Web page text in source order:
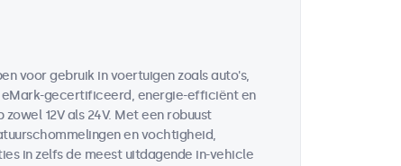
voor gebruik in voertuigen zoals auto's,
eMark-gecertificeerd, energie-efficiënt en
12V als 24V. Met een robuust
en vochtigheid,
in zelfs de meest uitdagende in-vehicle